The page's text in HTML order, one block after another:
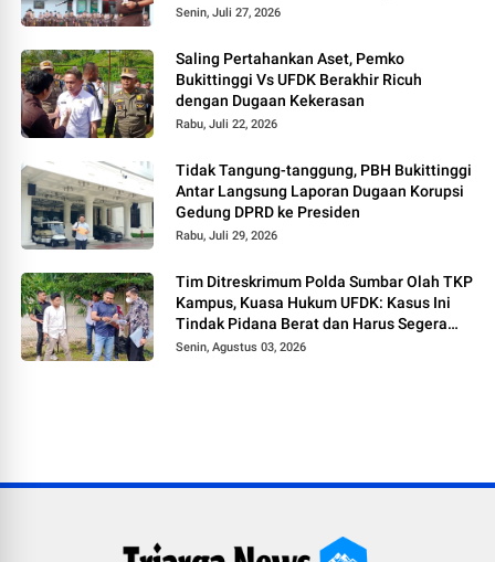
Kabar
Senin, Juli 27, 2026
Saling Pertahankan Aset, Pemko
Bukittinggi Vs UFDK Berakhir Ricuh
dengan Dugaan Kekerasan
Rabu, Juli 22, 2026
Tidak Tangung-tanggung, PBH Bukittinggi
Antar Langsung Laporan Dugaan Korupsi
Gedung DPRD ke Presiden
Rabu, Juli 29, 2026
Tim Ditreskrimum Polda Sumbar Olah TKP
Kampus, Kuasa Hukum UFDK: Kasus Ini
Tindak Pidana Berat dan Harus Segera
Tetapkan Tersangka
Senin, Agustus 03, 2026